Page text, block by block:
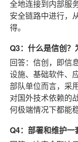
全地连接到内部服
安全链路中进行，
得。
Q3：什么是信创？
回答：信创，即信
设施、基础软件、
部队单位而言，采
对国外技术依赖的
何极端情况下都能
Q4：部署和维护一